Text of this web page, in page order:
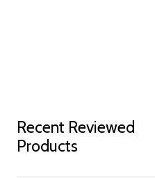
Recent Reviewed
Products